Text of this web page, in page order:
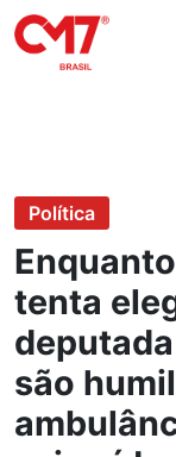
Política
tenta
são